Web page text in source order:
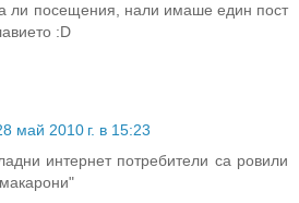
ли посещения, нали имаше един пост
:D
май 2010 г. в 15:23
интернет потребители са ровили